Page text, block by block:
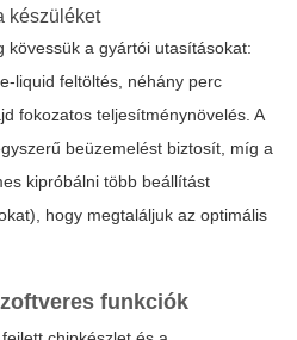
készüléket
kövessük a gyártói utasításokat:
liquid feltöltés, néhány perc
fokozatos teljesítménynövelés. A
beüzemelést biztosít, míg a
kipróbálni több beállítást
hogy megtaláljuk az optimális
funkciók